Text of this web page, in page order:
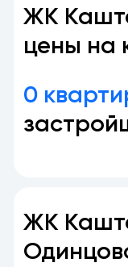
ЖК
цены на
0
ЖК